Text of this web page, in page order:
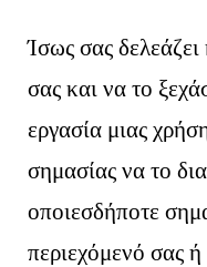
Ίσως σας
σας και να το
εργασία μιας
σημασίας να το
οποιεσδήποτε
περιεχόμενό σας